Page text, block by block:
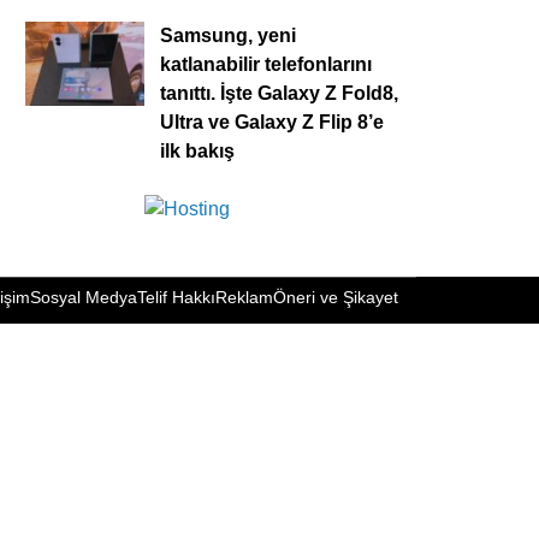
Samsung, yeni
katlanabilir telefonlarını
tanıttı. İşte Galaxy Z Fold8,
Ultra ve Galaxy Z Flip 8’e
ilk bakış
Sosyal MedyaTelif HakkıReklamÖneri ve Şikayet